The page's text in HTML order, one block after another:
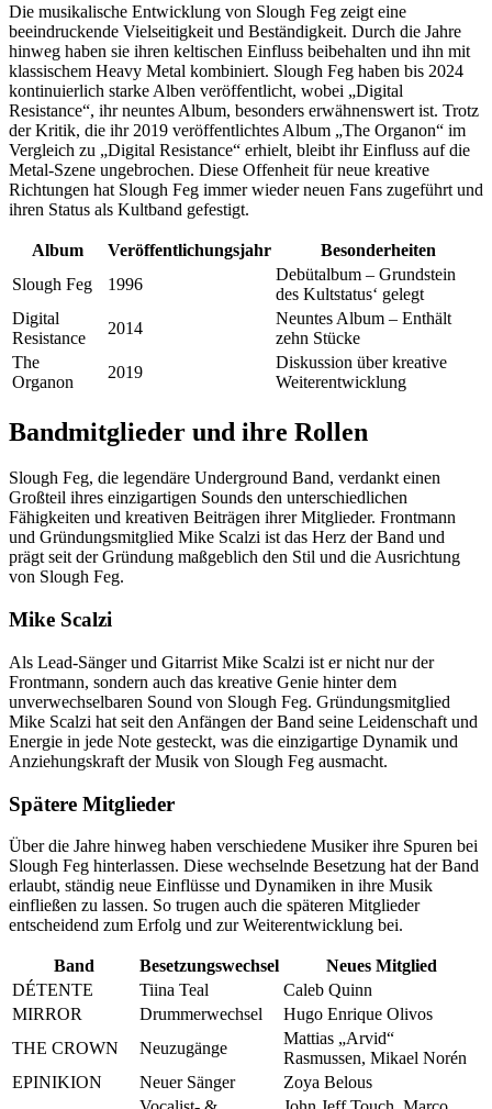
Die musikalische Entwicklung von Slough Feg zeigt eine
beeindruckende Vielseitigkeit und Beständigkeit. Durch die Jahre
hinweg haben sie ihren keltischen Einfluss beibehalten und ihn mit
klassischem Heavy Metal kombiniert. Slough Feg haben bis 2024
kontinuierlich starke Alben veröffentlicht, wobei „Digital
Resistance“, ihr neuntes Album, besonders erwähnenswert ist. Trotz
der Kritik, die ihr 2019 veröffentlichtes Album „The Organon“ im
Vergleich zu „Digital Resistance“ erhielt, bleibt ihr Einfluss auf die
Metal-Szene ungebrochen. Diese Offenheit für neue kreative
Richtungen hat Slough Feg immer wieder neuen Fans zugeführt und
ihren Status als Kultband gefestigt.
Album Veröffentlichungsjahr
Besonderheiten
Slough Feg
1996
Debütalbum – Grundstein
des Kultstatus‘ gelegt
Digital
Resistance
2014
Neuntes Album – Enthält
zehn Stücke
The
Organon
2019
Diskussion über kreative
Weiterentwicklung
Bandmitglieder und ihre Rollen
Slough Feg, die legendäre Underground Band, verdankt einen
Großteil ihres einzigartigen Sounds den unterschiedlichen
Fähigkeiten und kreativen Beiträgen ihrer Mitglieder. Frontmann
und Gründungsmitglied Mike Scalzi ist das Herz der Band und
prägt seit der Gründung maßgeblich den Stil und die Ausrichtung
von Slough Feg.
Mike Scalzi
Als Lead-Sänger und Gitarrist Mike Scalzi ist er nicht nur der
Frontmann, sondern auch das kreative Genie hinter dem
unverwechselbaren Sound von Slough Feg. Gründungsmitglied
Mike Scalzi hat seit den Anfängen der Band seine Leidenschaft und
Energie in jede Note gesteckt, was die einzigartige Dynamik und
Anziehungskraft der Musik von Slough Feg ausmacht.
Spätere Mitglieder
Über die Jahre hinweg haben verschiedene Musiker ihre Spuren bei
Slough Feg hinterlassen. Diese wechselnde Besetzung hat der Band
erlaubt, ständig neue Einflüsse und Dynamiken in ihre Musik
einfließen zu lassen. So trugen auch die späteren Mitglieder
entscheidend zum Erfolg und zur Weiterentwicklung bei.
Band Besetzungswechsel
Neues Mitglied
DÉTENTE
Tiina Teal
Caleb Quinn
MIRROR
Drummerwechsel
Hugo Enrique Olivos
THE CROWN
Neuzugänge
Mattias „Arvid“
Rasmussen, Mikael Norén
EPINIKION
Neuer Sänger
Zoya Belous